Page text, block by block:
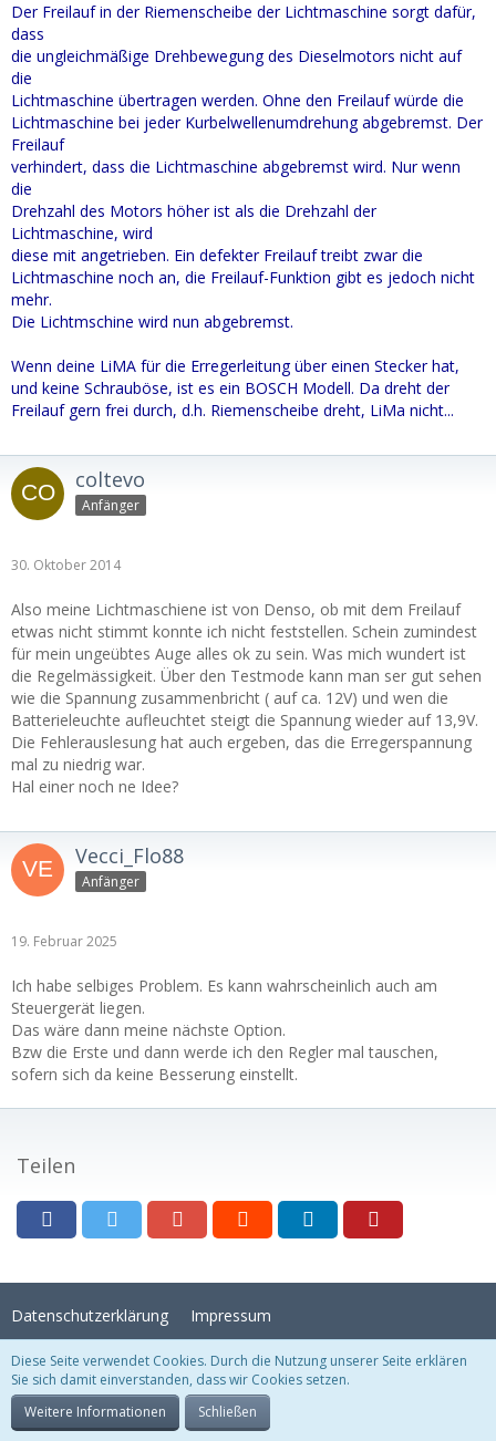
Der Freilauf in der Riemenscheibe der Lichtmaschine sorgt dafür,
dass
die ungleichmäßige Drehbewegung des Dieselmotors nicht auf
die
Lichtmaschine übertragen werden. Ohne den Freilauf würde die
Lichtmaschine bei jeder Kurbelwellenumdrehung abgebremst. Der
Freilauf
verhindert, dass die Lichtmaschine abgebremst wird. Nur wenn
die
Drehzahl des Motors höher ist als die Drehzahl der
Lichtmaschine, wird
diese mit angetrieben. Ein defekter Freilauf treibt zwar die
Lichtmaschine noch an, die Freilauf-Funktion gibt es jedoch nicht
mehr.
Die Lichtmschine wird nun abgebremst.
Wenn deine LiMA für die Erregerleitung über einen Stecker hat,
und keine Schrauböse, ist es ein BOSCH Modell. Da dreht der
Freilauf gern frei durch, d.h. Riemenscheibe dreht, LiMa nicht...
coltevo
Anfänger
30. Oktober 2014
Also meine Lichtmaschiene ist von Denso, ob mit dem Freilauf
etwas nicht stimmt konnte ich nicht feststellen. Schein zumindest
für mein ungeübtes Auge alles ok zu sein. Was mich wundert ist
die Regelmässigkeit. Über den Testmode kann man ser gut sehen
wie die Spannung zusammenbricht ( auf ca. 12V) und wen die
Batterieleuchte aufleuchtet steigt die Spannung wieder auf 13,9V.
Die Fehlerauslesung hat auch ergeben, das die Erregerspannung
mal zu niedrig war.
Hal einer noch ne Idee?
Vecci_Flo88
Anfänger
19. Februar 2025
Ich habe selbiges Problem. Es kann wahrscheinlich auch am
Steuergerät liegen.
Das wäre dann meine nächste Option.
Bzw die Erste und dann werde ich den Regler mal tauschen,
sofern sich da keine Besserung einstellt.
Teilen
Datenschutzerklärung Impressum
Stil:Crystal Temptation , erstellt vonKittMedia
Community-Software:
Diese Seite verwendet Cookies. Durch die Nutzung unserer Seite erklären
Sie sich damit einverstanden, dass wir Cookies setzen.
Weitere Informationen
Schließen